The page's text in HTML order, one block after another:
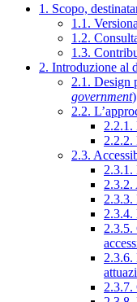
1. Scopo,
1.1.
1.2.
1.3.
2. Introduzione al
2.1. Design
government)
2.2.
2.2.1.
2.2.2.
2.3.
2.3.1.
2.3.2.
2.3.3.
2.3.4.
2.3.5.
2.3.6.
2.3.7.